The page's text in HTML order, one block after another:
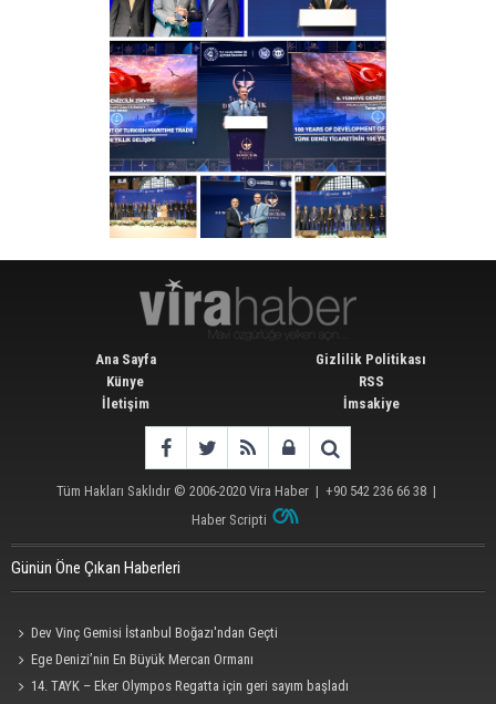
Ana Sayfa
Künye
İletişim
Gizlilik Politikası
RSS
İmsakiye
Tüm Hakları Saklıdır © 2006-2020 Vira Haber | +90 542 236 66 38 |
Haber Scripti
Günün Öne Çıkan Haberleri
Dev Vinç Gemisi İstanbul Boğazı'ndan Geçti
Ege Denizi’nin En Büyük Mercan Ormanı
14. TAYK – Eker Olympos Regatta için geri sayım başladı